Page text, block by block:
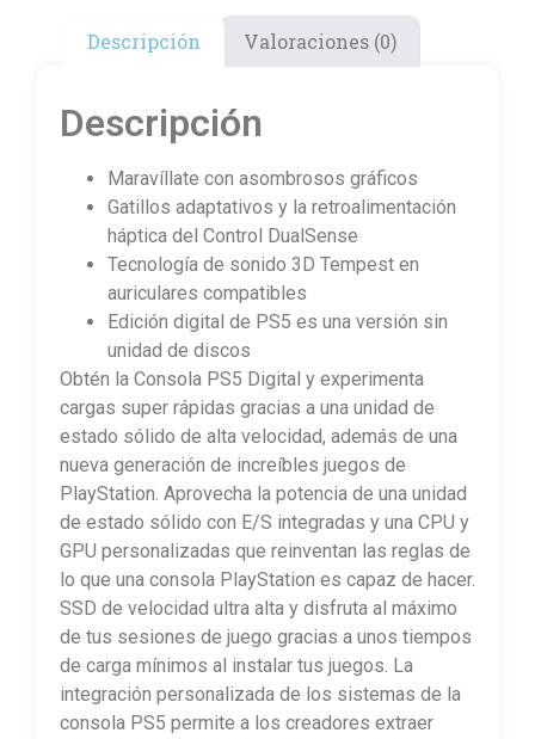
Descripción Valoraciones (0)
Descripción
Maravíllate con asombrosos gráficos
Gatillos adaptativos y la retroalimentación
háptica del Control DualSense
Tecnología de sonido 3D Tempest en
auriculares compatibles
Edición digital de PS5 es una versión sin
unidad de discos
Obtén la Consola PS5 Digital y experimenta
cargas super rápidas gracias a una unidad de
estado sólido de alta velocidad, además de una
nueva generación de increíbles juegos de
PlayStation. Aprovecha la potencia de una unidad
de estado sólido con E/S integradas y una CPU y
GPU personalizadas que reinventan las reglas de
lo que una consola PlayStation es capaz de hacer.
SSD de velocidad ultra alta y disfruta al máximo
de tus sesiones de juego gracias a unos tiempos
de carga mínimos al instalar tus juegos. La
integración personalizada de los sistemas de la
consola PS5 permite a los creadores extraer